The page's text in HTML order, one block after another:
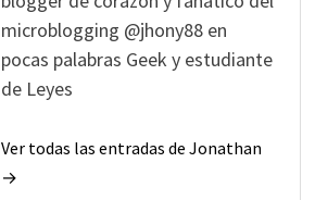
microblogging @jhony88 en
pocas palabras Geek y estudiante
de Leyes
Ver todas las entradas de Jonathan
→